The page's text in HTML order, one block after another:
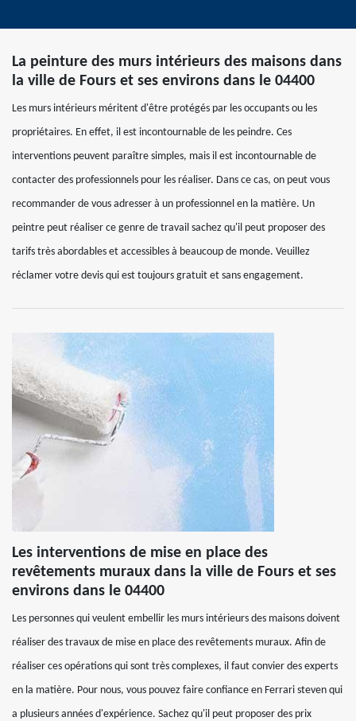
La peinture des murs intérieurs des maisons dans
la ville de Fours et ses environs dans le 04400
Les murs intérieurs méritent d'être protégés par les occupants ou les
propriétaires. En effet, il est incontournable de les peindre. Ces
interventions peuvent paraître simples, mais il est incontournable de
contacter des professionnels pour les réaliser. Dans ce cas, on peut vous
recommander de vous adresser à un professionnel en la matière. Un
peintre peut réaliser ce genre de travail sachez qu'il peut proposer des
tarifs très abordables et accessibles à beaucoup de monde. Veuillez
réclamer votre devis qui est toujours gratuit et sans engagement.
Les interventions de mise en place des
revêtements muraux dans la ville de Fours et ses
environs dans le 04400
Les personnes qui veulent embellir les murs intérieurs des maisons doivent
réaliser des travaux de mise en place des revêtements muraux. Afin de
réaliser ces opérations qui sont très complexes, il faut convier des experts
en la matière. Pour nous, vous pouvez faire confiance en Ferrari steven qui
a plusieurs années d'expérience. Sachez qu'il peut proposer des prix